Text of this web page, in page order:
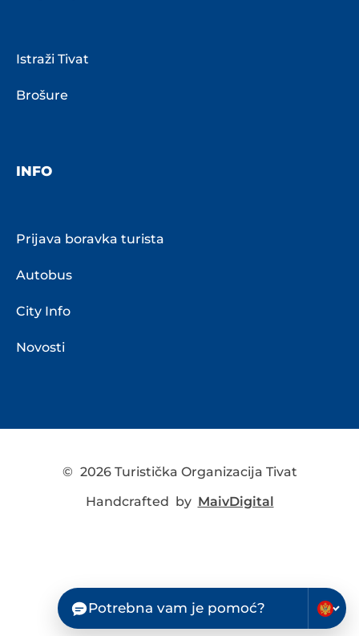
Istraži Tivat
Brošure
INFO
Prijava boravka turista
Autobus
City Info
Novosti
© 2026 Turistička Organizacija Tivat
Handcrafted by MaivDigital
Potrebna vam je pomoć?